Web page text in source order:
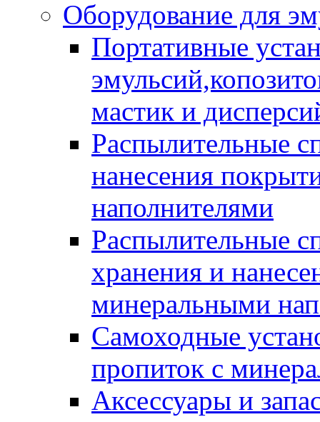
Оборудование для
Портативные
мастик и
Распылительные
нанесения
наполнителями
Распылительные
хранения и
минеральными
Самоходные
пропиток с
Аксессуары и